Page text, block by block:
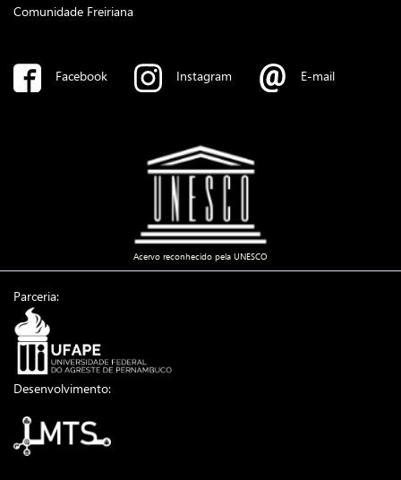
Comunidade Freiriana
Facebook Instagram E-mail
Acervo reconhecido pela UNESCO
Parceria:
Desenvolvimento: